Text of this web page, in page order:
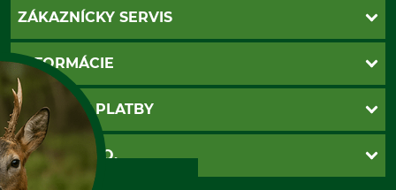
ZÁKAZNÍCKY SERVIS
Kontakt
Katalógy
Newsletter
Nastavenia súborov cookie
INFORMÁCIE
Povinné údaje
Obchodné podmienky
Ochrana osobnych udajov
Otváracie hodiny
SPÔSOBY PLATBY
Dobierka
Platba vopred
GRUBE S.R.O.